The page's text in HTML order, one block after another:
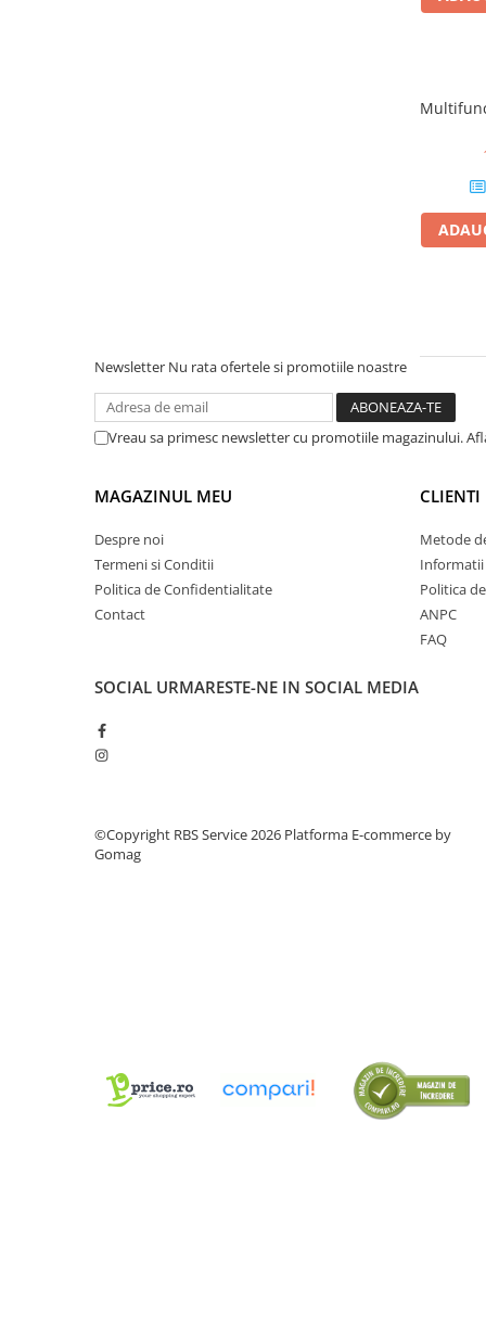
Notes Adeziv
Registre / Repertoare
Role Casă de Marcat
Accesorii pentru Arhivare
Caiete Mecanice
Newsletter Nu rata ofertele si promotiile noastre
Vreau sa primesc newsletter cu promotiile magazinului.
MAGAZINUL MEU
Despre noi
Termeni si Conditii
Politica de Confidentialitate
Contact
CLIENTI
Metode
Politica
ANPC
FAQ
SOCIAL URMARESTE-NE IN SOCIAL MEDIA
©Copyright RBS Service 2026 Platforma E-commerce by
Gomag